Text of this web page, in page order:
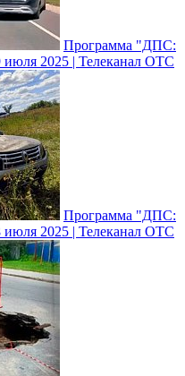
Программа "ДПС:
июля 2025 | Телеканал ОТС
Программа "ДПС:
июля 2025 | Телеканал ОТС